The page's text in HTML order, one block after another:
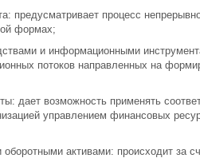
предусматривает процесс
формах;
и информационными
потоков направленных на
дает возможность применять
управлением финансовых
активами: происходит за